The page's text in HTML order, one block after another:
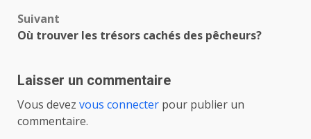
Suivant
Où trouver les trésors cachés des pêcheurs?
Laisser un commentaire
Vous devez vous connecter pour publier un
commentaire.